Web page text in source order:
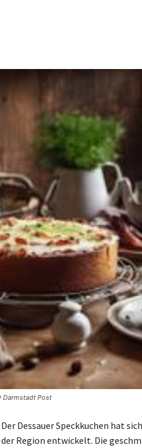
Darmstadt Post
Der Dessauer Speckkuchen hat
der Region entwickelt. Die